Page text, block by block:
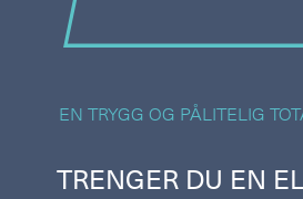
EN TRYGG OG PÅLITELIG
TRENGER DU EN